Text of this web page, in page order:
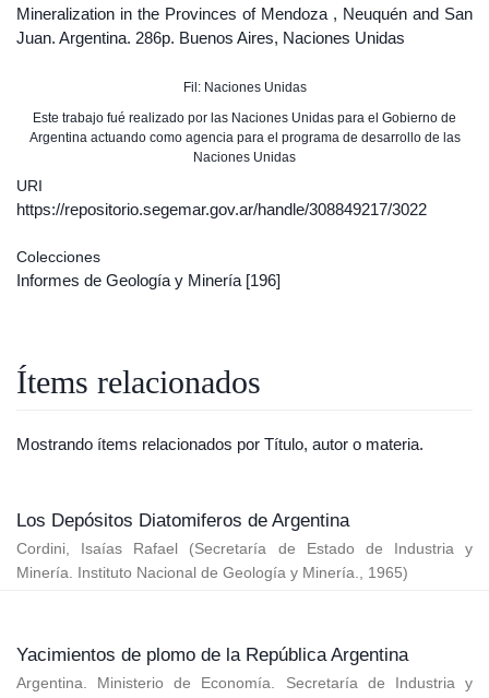
Mineralization in the Provinces of Mendoza , Neuquén and San
Juan. Argentina. 286p. Buenos Aires, Naciones Unidas
Fil: Naciones Unidas
Este trabajo fué realizado por las Naciones Unidas para el Gobierno de
Argentina actuando como agencia para el programa de desarrollo de las
Naciones Unidas
URI
https://repositorio.segemar.gov.ar/handle/308849217/3022
Colecciones
Informes de Geología y Minería [196]
Ítems relacionados
Mostrando ítems relacionados por Título, autor o materia.
Los Depósitos Diatomiferos de Argentina
Cordini, Isaías Rafael (Secretaría de Estado de Industria y
Minería. Instituto Nacional de Geología y Minería., 1965)
Yacimientos de plomo de la República Argentina
Argentina. Ministerio de Economía. Secretaría de Industria y